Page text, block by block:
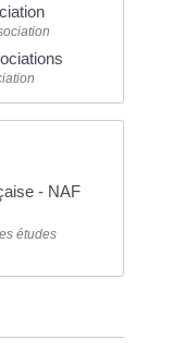
- NAF
études